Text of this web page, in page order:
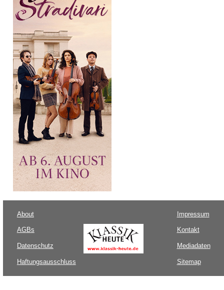
About
AGBs
Datenschutz
Haftungsausschluss
Impressum
Kontakt
Mediadaten
Sitemap